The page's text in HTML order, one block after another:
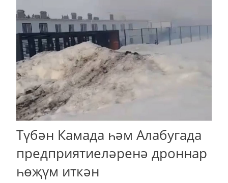
Түбән Камада һәм Алабугада
предприятиеләренә дроннар
һөҗүм иткән